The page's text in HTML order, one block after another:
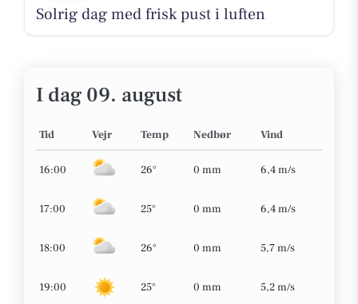
Solrig dag med frisk pust i luften
I dag 09. august
Tid Vejr Temp Nedbør Vind
16:00 26° 0 mm 6,4 m/s
17:00 25° 0 mm 6,4 m/s
18:00 26° 0 mm 5,7 m/s
19:00 25° 0 mm 5,2 m/s